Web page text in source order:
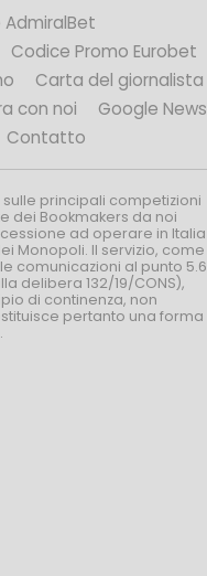
Codice Promo Eurobet
Carta del giornalista
con noi
Google News
Contatto
principali competizioni
dei Bookmakers da noi
ad operare in Italia
Monopoli. Il servizio, come
comunicazioni al punto 5.6
delibera 132/19/CONS),
di continenza, non
pertanto una forma